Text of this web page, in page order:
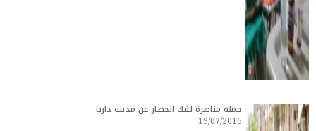
حملة مناصرة لفك الحصار عن مدينة داريا
19/07/2016